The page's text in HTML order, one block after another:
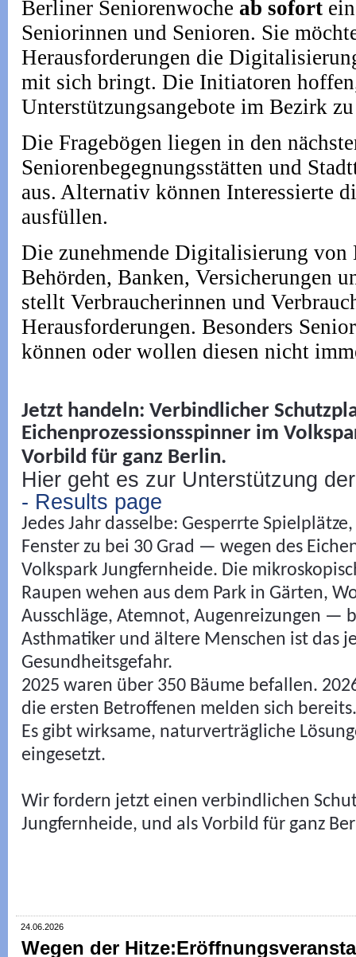
Berliner Seniorenwoche ab sofort
Seniorinnen und Senioren. Sie
Herausforderungen die
mit sich bringt. Die Initiatoren
Unterstützungsangebote im Bezirk
Die Fragebögen liegen in den
Seniorenbegegnungsstätten und
aus. Alternativ können Interessierte
ausfüllen.
Die zunehmende Digitalisierung von
Behörden, Banken, Versicherungen
stellt Verbraucherinnen und
Herausforderungen. Besonders
können oder wollen diesen nicht
Jetzt handeln: Verbindlicher
Eichenprozessionsspinner im
Vorbild für ganz Berlin.
Hier geht es zur Unterstützung
- Results page
Jedes Jahr dasselbe: Gesperrte
Fenster zu bei 30 Grad — wegen des
Volkspark Jungfernheide. Die
Raupen wehen aus dem Park in Gärten,
Ausschläge, Atemnot, Augenreizungen —
Asthmatiker und ältere Menschen ist das
Gesundheitsgefahr.
2025 waren über 350 Bäume befallen.
die ersten Betroffenen melden sich bereits.
Es gibt wirksame, naturverträgliche
eingesetzt.
Wir fordern jetzt einen verbindlichen
Jungfernheide, und als Vorbild für ganz
24.06.2026
Wegen der